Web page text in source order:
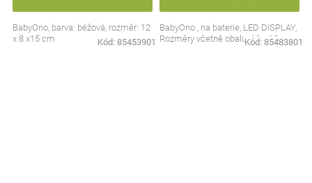
BabyOno, barva: béžová, rozměr: 12
x 8 x15 cm
Kód: 85453901
BabyOno , na baterie, LED DISPLAY,
Rozměry včetně obalu: 19 x 13 cm.
Kód: 85483801